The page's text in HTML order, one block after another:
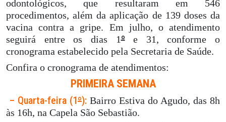
odontológicos, que resultaram em 546
procedimentos, além da aplicação de 139 doses da
vacina contra a gripe. Em julho, o atendimento
seguirá entre os dias 1ºe 31, conforme o
cronograma estabelecido pela Secretaria de Saúde.
Confira o cronograma de atendimentos:
PRIMEIRA SEMANA
– Quarta-feira (1º): Bairro Estiva do Agudo, das 8h
às 16h, na Capela São Sebastião.